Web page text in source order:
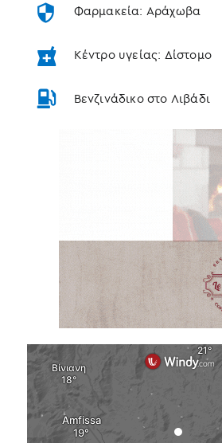
Φαρμακεία: Αράχωβα
Κέντρο υγείας: Δίστομο
Βενζινάδικο στο Λιβάδι